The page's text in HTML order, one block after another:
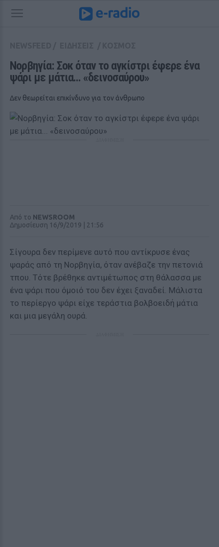
Νορβηγία: Σοκ όταν το αγκίστρι έφερε ένα
ψάρι με μάτια... «δεινοσαύρου»
Δεν θεωρείται επικίνδυνο για τον άνθρωπο
Από το NEWSROOM
Δημοσίευση 16/9/2019 | 21:56
Σίγουρα δεν περίμενε αυτό που αντίκρυσε ένας
ψαράς από τη Νορβηγία, όταν ανέβαζε την πετονιά
τπου. Τότε βρέθηκε αντιμέτωπος στη θάλασσα με
ένα ψάρι που όμοιό του δεν έχει ξαναδεί. Μάλιστα
το περίεργο ψάρι είχε τεράστια βολβοειδή μάτια
και μια μεγάλη ουρά.